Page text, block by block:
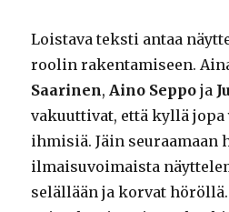
Loistava teksti antaa
roolin rakentamiseen.
Saarinen, Aino Seppo ja
vakuuttivat, että kyllä
ihmisiä. Jäin seuraamaan
ilmaisuvoimaista
selällään ja korvat